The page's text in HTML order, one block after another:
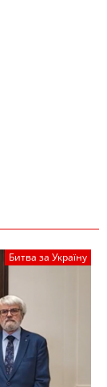
Битва за Україну